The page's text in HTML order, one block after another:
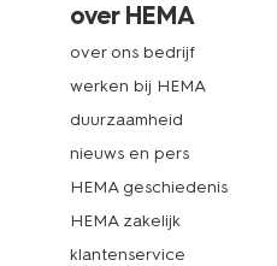
over HEMA
over ons bedrijf
werken bij HEMA
duurzaamheid
nieuws en pers
HEMA geschiedenis
HEMA zakelijk
klantenservice